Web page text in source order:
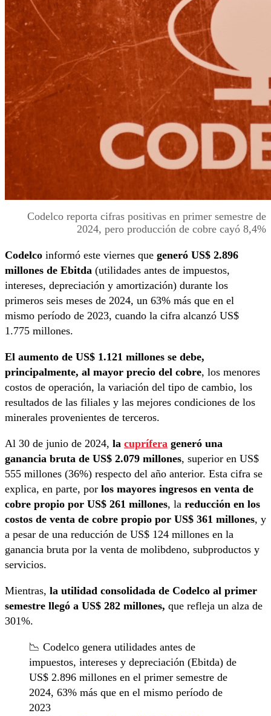
Codelco reporta cifras positivas en primer semestre de
2024, pero producción de cobre cayó 8,4%
Codelco informó este viernes que generó US$ 2.896
millones de Ebitda (utilidades antes de impuestos,
intereses, depreciación y amortización) durante los
primeros seis meses de 2024, un 63% más que en el
mismo período de 2023, cuando la cifra alcanzó US$
1.775 millones.
El aumento de US$ 1.121 millones se debe,
principalmente, al mayor precio del cobre, los menores
costos de operación, la variación del tipo de cambio, los
resultados de las filiales y las mejores condiciones de los
minerales provenientes de terceros.
Al 30 de junio de 2024, la cuprífera generó una
ganancia bruta de US$ 2.079 millones, superior en US$
555 millones (36%) respecto del año anterior. Esta cifra se
explica, en parte, por los mayores ingresos en venta de
cobre propio por US$ 261 millones, la reducción en los
costos de venta de cobre propio por US$ 361 millones, y
a pesar de una reducción de US$ 124 millones en la
ganancia bruta por la venta de molibdeno, subproductos y
servicios.
Mientras, la utilidad consolidada de Codelco al primer
semestre llegó a US$ 282 millones, que refleja un alza de
301%.
📉 Codelco genera utilidades antes de
impuestos, intereses y depreciación (Ebitda) de
US$ 2.896 millones en el primer semestre de
2024, 63% más que en el mismo período de
2023